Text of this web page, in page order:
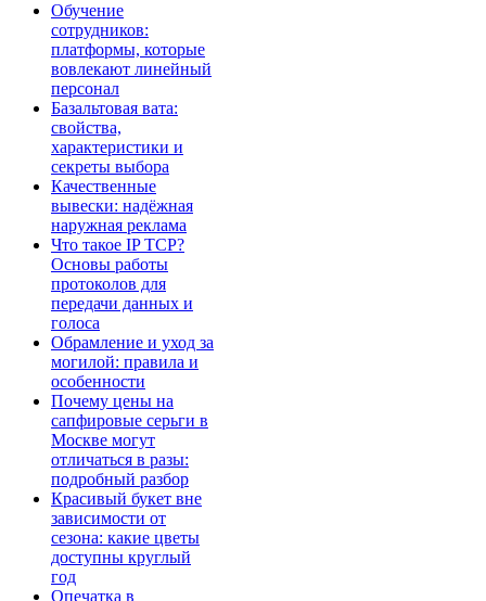
Обучение
сотрудников:
платформы, которые
вовлекают линейный
персонал
Базальтовая вата:
свойства,
характеристики и
секреты выбора
Качественные
вывески: надёжная
наружная реклама
Что такое IP TCP?
Основы работы
протоколов для
передачи данных и
голоса
Обрамление и уход за
могилой: правила и
особенности
Почему цены на
сапфировые серьги в
Москве могут
отличаться в разы:
подробный разбор
Красивый букет вне
зависимости от
сезона: какие цветы
доступны круглый
год
Опечатка в